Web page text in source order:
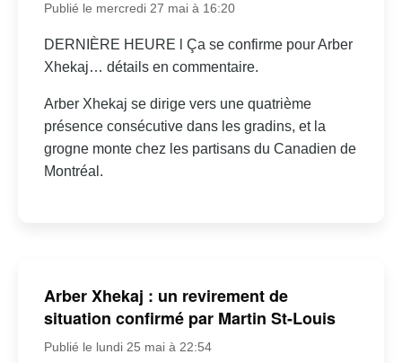
Publié le mercredi 27 mai à 16:20
DERNIÈRE HEURE l Ça se confirme pour Arber
Xhekaj… détails en commentaire.
Arber Xhekaj se dirige vers une quatrième
présence consécutive dans les gradins, et la
grogne monte chez les partisans du Canadien de
Montréal.
Arber Xhekaj : un revirement de
situation confirmé par Martin St-Louis
Publié le lundi 25 mai à 22:54